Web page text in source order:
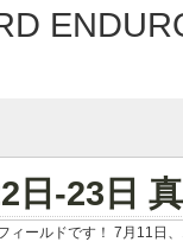
日-23日